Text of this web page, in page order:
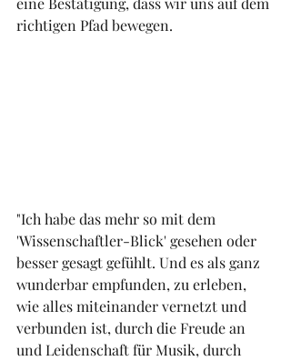
richtigen Pfad bewegen.
"Ich habe das mehr so mit dem
'Wissenschaftler-Blick' gesehen oder
besser gesagt gefühlt. Und es als ganz
wunderbar empfunden, zu erleben,
wie alles miteinander vernetzt und
verbunden ist, durch die Freude an
und Leidenschaft für Musik, durch